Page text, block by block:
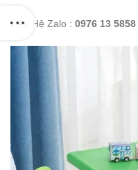
Liên Hệ Zalo : 0976 13 5858